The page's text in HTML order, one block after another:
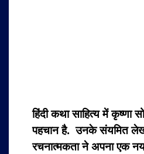
हिंदी कथा साहित्य में कृष्णा
पहचान है. उनके संयमित
रचनात्मकता ने अपना एक